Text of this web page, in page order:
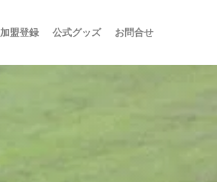
加盟登録 公式グッズ お問合せ